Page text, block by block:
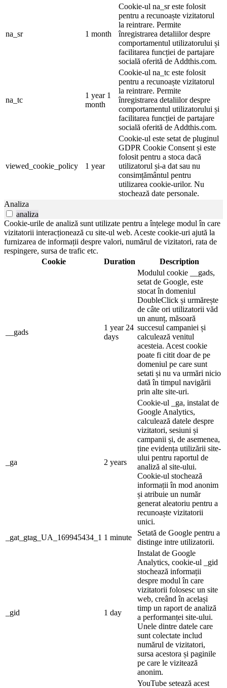
na_sr 1 month
Cookie-ul na_sr este folosit
pentru a recunoaște vizitatorul
la reintrare. Permite
înregistrarea detaliilor despre
comportamentul utilizatorului și
facilitarea funcției de partajare
socială oferită de Addthis.com.
na_tc
1 year 1
month
Cookie-ul na_tc este folosit
pentru a recunoaște vizitatorul
la reintrare. Permite
înregistrarea detaliilor despre
comportamentul utilizatorului și
facilitarea funcției de partajare
socială oferită de Addthis.com.
viewed_cookie_policy 1 year
Cookie-ul este setat de pluginul
GDPR Cookie Consent și este
folosit pentru a stoca dacă
utilizatorul și-a dat sau nu
consimțământul pentru
utilizarea cookie-urilor. Nu
stochează date personale.
Analiza
analiza
Cookie-urile de analiză sunt utilizate pentru a înțelege modul în care
vizitatorii interacționează cu site-ul web. Aceste cookie-uri ajută la
furnizarea de informații despre valori, numărul de vizitatori, rata de
respingere, sursa de trafic etc.
Cookie
Duration Description
__gads
1 year 24
days
Modulul cookie __gads,
setat de Google, este
stocat în domeniul
DoubleClick și urmărește
de câte ori utilizatorii văd
un anunț, măsoară
succesul campaniei și
calculează venitul
acesteia. Acest cookie
poate fi citit doar de pe
domeniul pe care sunt
setati și nu va urmări nicio
dată în timpul navigării
prin alte site-uri.
_ga 2 years
Cookie-ul _ga, instalat de
Google Analytics,
calculează datele despre
vizitatori, sesiuni și
campanii și, de asemenea,
ține evidența utilizării site-
ului pentru raportul de
analiză al site-ului.
Cookie-ul stochează
informații în mod anonim
și atribuie un număr
generat aleatoriu pentru a
recunoaște vizitatorii
unici.
_gat_gtag_UA_169945434_1 1 minute
Setată de Google pentru a
distinge intre utilizatorii.
_gid 1 day
Instalat de Google
Analytics, cookie-ul _gid
stochează informații
despre modul în care
vizitatorii folosesc un site
web, creând în același
timp un raport de analiză
a performanței site-ului.
Unele dintre datele care
sunt colectate includ
numărul de vizitatori,
sursa acestora și paginile
pe care le vizitează
anonim.
YouTube setează acest